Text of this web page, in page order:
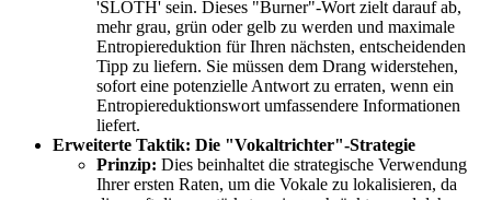
'SLOTH' sein. Dieses "Burner"-Wort zielt darauf ab,
mehr grau, grün oder gelb zu werden und maximale
Entropiereduktion für Ihren nächsten, entscheidenden
Tipp zu liefern. Sie müssen dem Drang widerstehen,
sofort eine potenzielle Antwort zu erraten, wenn ein
Entropiereduktionswort umfassendere Informationen
liefert.
Erweiterte Taktik: Die "Vokaltrichter"-Strategie
Prinzip: Dies beinhaltet die strategische Verwendung
Ihrer ersten Raten, um die Vokale zu lokalisieren, da